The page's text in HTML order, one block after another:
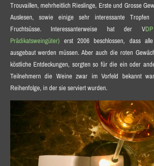
Trouvaillen, mehrheitlich Rieslinge, Erste und Grosse
Auslesen, sowie einige sehr interessante Tropfen
Fruchtsüsse. Interessanterweise hat der V
Prädikatsweingüter) erst 2006 beschlossen, dass
ausgebaut werden müssen. Aber auch die roten
köstliche Entdeckungen, sorgten so für die ein oder
Teilnehmern die Weine zwar im Vorfeld bekannt
Reihenfolge, in der sie serviert wurden.